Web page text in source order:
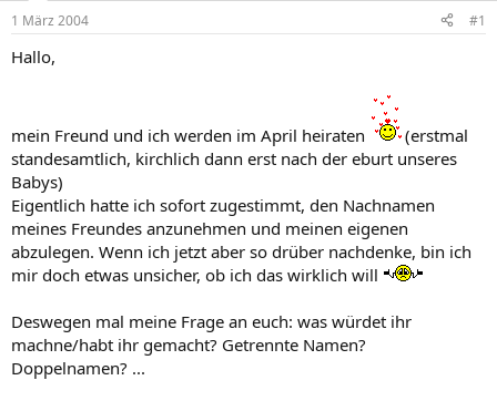
l
e
r
t
1 März 2004 #1
Hallo,
mein Freund und ich werden im April heiraten
(erstmal
standesamtlich, kirchlich dann erst nach der eburt unseres
Babys)
Eigentlich hatte ich sofort zugestimmt, den Nachnamen
meines Freundes anzunehmen und meinen eigenen
abzulegen. Wenn ich jetzt aber so drüber nachdenke, bin ich
mir doch etwas unsicher, ob ich das wirklich will
Deswegen mal meine Frage an euch: was würdet ihr
machne/habt ihr gemacht? Getrennte Namen?
Doppelnamen? ...